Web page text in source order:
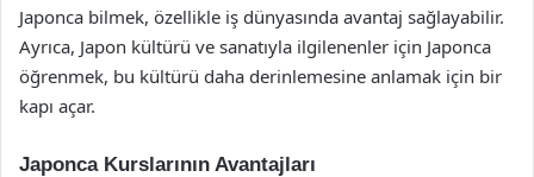
Japonca bilmek, özellikle iş dünyasında avantaj sağlayabilir.
Ayrıca, Japon kültürü ve sanatıyla ilgilenenler için Japonca
öğrenmek, bu kültürü daha derinlemesine anlamak için bir
kapı açar.
Japonca Kurslarının Avantajları